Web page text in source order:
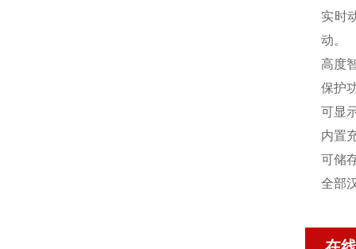
实时
动。
高度
保护
可显
内置
可储
全部